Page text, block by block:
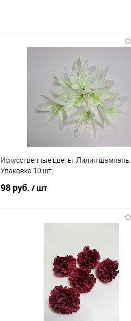
Искусственные цветы. Лилия шампань.
Упаковка 10 шт.
98 руб. / шт
Купить в 1 клик
Сравнение
В наличии